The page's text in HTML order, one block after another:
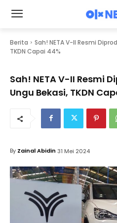
Berita
Sah! NETA V-II Resmi
TKDN Capai 44%
Sah! NETA V-II Resmi
Ungu Bekasi, TKDN
By Zainal Abidin 31 Mei 2024